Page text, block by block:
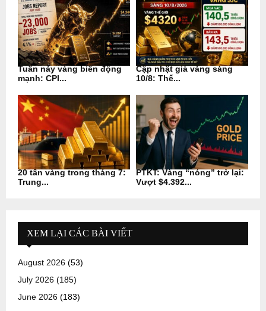
Tuần này vàng biến động
mạnh: CPI...
Cập nhật giá vàng sáng
10/8: Thế...
20 tấn vàng trong tháng 7:
Trung...
PTKT: Vàng “nóng” trở lại:
Vượt $4.392...
XEM LẠI CÁC BÀI VIẾT
August 2026 (53)
July 2026 (185)
June 2026 (183)